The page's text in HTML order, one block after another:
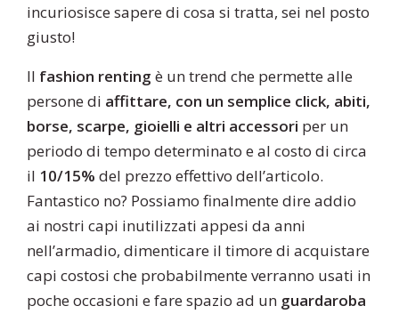
incuriosisce sapere di cosa si tratta, sei nel posto
giusto!
Il fashion renting è un trend che permette alle
persone di affittare, con un semplice click, abiti,
borse, scarpe, gioielli e altri accessori per un
periodo di tempo determinato e al costo di circa
il 10/15% del prezzo effettivo dell’articolo.
Fantastico no? Possiamo finalmente dire addio
ai nostri capi inutilizzati appesi da anni
nell’armadio, dimenticare il timore di acquistare
capi costosi che probabilmente verranno usati in
poche occasioni e fare spazio ad un guardaroba